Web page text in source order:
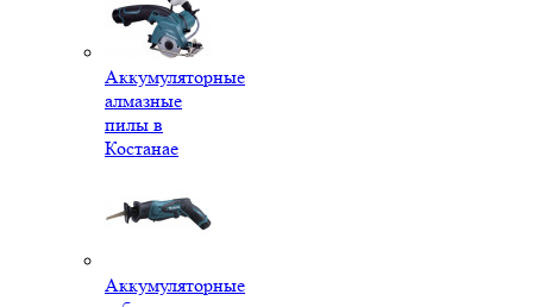
Аккумуляторные
алмазные
пилы в
Костанае
Аккумуляторные